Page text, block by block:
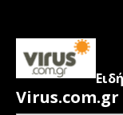
Virus.com.gr